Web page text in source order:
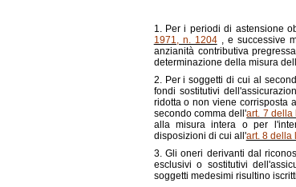
1. Per i periodi di astensione
1971, n. 1204, e successive
anzianità contributiva
determinazione della misura
2. Per i soggetti di cui al
fondi sostitutivi
ridotta o non viene corrisposta
secondo comma dell'art. 7 della
alla misura intera o per
disposizioni di cui all'art. 8 della
3. Gli oneri derivanti dal
esclusivi o sostitutivi
soggetti medesimi risultino